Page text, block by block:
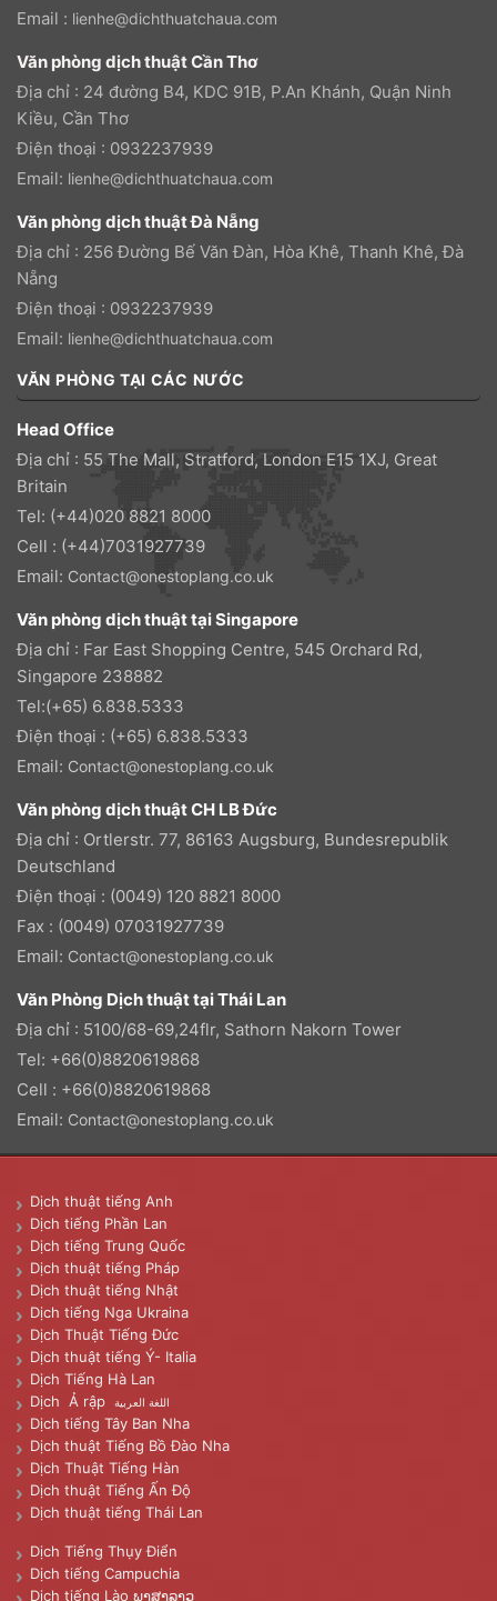
Email : lienhe@dichthuatchaua.com
Văn phòng dịch thuật Cần Thơ
Địa chỉ : 24 đường B4, KDC 91B, P.An Khánh, Quận Ninh
Kiều, Cần Thơ
Điện thoại : 0932237939
Email: lienhe@dichthuatchaua.com
Văn phòng dịch thuật Đà Nẵng
Địa chỉ : 256 Đường Bế Văn Đàn, Hòa Khê, Thanh Khê, Đà
Nẵng
Điện thoại : 0932237939
Email: lienhe@dichthuatchaua.com
VĂN PHÒNG TẠI CÁC NƯỚC
Head Office
Địa chỉ : 55 The Mall, Stratford, London E15 1XJ, Great
Britain
Tel: (+44)020 8821 8000
Cell : (+44)7031927739
Email: Contact@onestoplang.co.uk
Văn phòng dịch thuật tại Singapore
Địa chỉ : Far East Shopping Centre, 545 Orchard Rd,
Singapore 238882
Tel:(+65) 6.838.5333
Điện thoại : (+65) 6.838.5333
Email: Contact@onestoplang.co.uk
Văn phòng dịch thuật CH LB Đức
Địa chỉ : Ortlerstr. 77, 86163 Augsburg, Bundesrepublik
Deutschland
Điện thoại : (0049) 120 8821 8000
Fax : (0049) 07031927739
Email: Contact@onestoplang.co.uk
Văn Phòng Dịch thuật tại Thái Lan
Địa chỉ : 5100/68-69,24flr, Sathorn Nakorn Tower
Tel: +66(0)8820619868
Cell : +66(0)8820619868
Email: Contact@onestoplang.co.uk
Dịch thuật tiếng Anh
Dịch tiếng Phần Lan
Dịch tiếng Trung Quốc
Dịch thuật tiếng Pháp
Dịch thuật tiếng Nhật
Dịch tiếng Nga Ukraina
Dịch Thuật Tiếng Đức
Dịch thuật tiếng Ý- Italia
Dịch Tiếng Hà Lan
Dịch Ả rập
اللغة العربية
Dịch tiếng Tây Ban Nha
Dịch thuật Tiếng Bồ Đào Nha
Dịch Thuật Tiếng Hàn
Dịch thuật Tiếng Ấn Độ
Dịch thuật tiếng Thái Lan
Dịch Tiếng Thụy Điển
Dịch tiếng Campuchia
Dịch tiếng Lào ພາສາລາວ